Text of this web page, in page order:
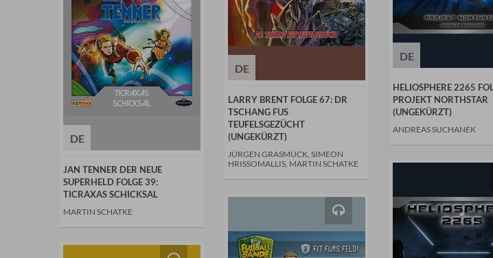
DE
JAN TENNER DER NEUE
SUPERHELD FOLGE 39:
TICRAXAS SCHICKSAL
MARTIN SCHATKE
DE
LARRY BRENT FOLGE 67: DR
TSCHANG FUS
TEUFELSGEZÜCHT
(UNGEKÜRZT)
JÜRGEN GRASMÜCK, SIMEON
HRISSOMALLIS, MARTIN SCHATKE
DE
HELIOSPHERE 2265
PROJEKT NORTHSTAR
(UNGEKÜRZT)
ANDREAS SUCHANEK